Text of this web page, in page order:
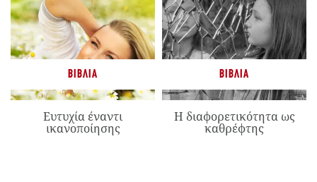
ΒΙΒΛΊΑ
Ευτυχία έναντι
ικανοποίησης
ΒΙΒΛΊΑ
Η διαφορετικότητα ως
καθρέφτης